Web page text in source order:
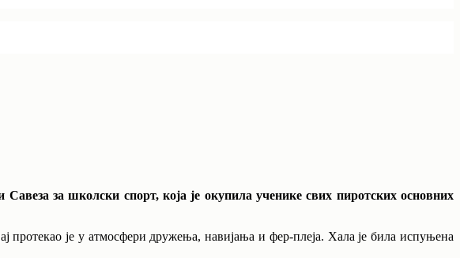
за школски спорт, која је окупила ученике свих пиротских основних
протекао је у атмосфери дружења, навијања и фер-плеја. Хала је била испуњена